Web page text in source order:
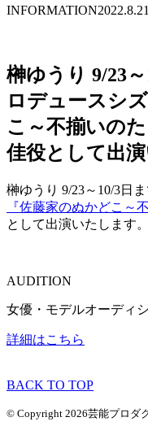
INFORMATION2022.8.21
榊ゆうり 9/23
ロデュースシ
こ～不揃いの
佳役として出演
榊ゆうり 9/23～10/3日
『佐藤家のぬかどこ～
として出演いたします。
AUDITION
女優・モデルオーディ
詳細はこちら
BACK TO TOP
© Copyright 2026芸能プロダ